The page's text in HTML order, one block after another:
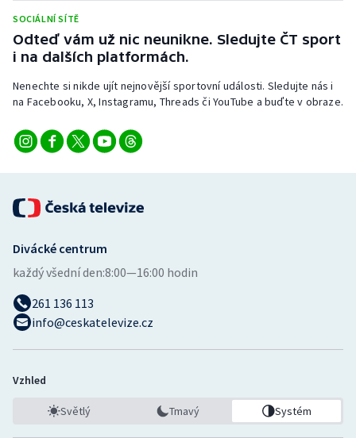
Stolní tenis
Triatlon
Veslování
Volejbal
Ostatní
SOCIÁLNÍ SÍTĚ
Odteď vám už nic neunikne. Sledujte ČT sport
i na dalších platformách.
Nenechte si nikde ujít nejnovější sportovní události. Sledujte nás i
na Facebooku, X, Instagramu, Threads či YouTube a buďte v obraze.
Divácké centrum
každý všední den:8:00—16:00 hodin
261 136 113
info@ceskatelevize.cz
Vzhled
Světlý Tmavý Systém